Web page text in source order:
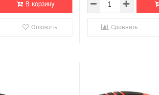
В корзину
Отложить Сравнить